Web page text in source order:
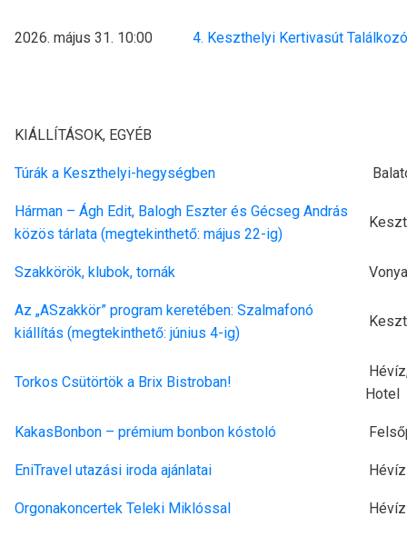
2026. május 31. 10:00 4. Keszthelyi Kertivasút Találkozó
KIÁLLÍTÁSOK, EGYÉB
Túrák a Keszthelyi-hegységben
Hárman – Ágh Edit, Balogh Eszter és Gécseg András
közös tárlata (megtekinthető: május 22-ig)
Szakkörök, klubok, tornák
Az „ASzakkör” program keretében: Szalmafonó
kiállítás (megtekinthető: június 4-ig)
Torkos Csütörtök a Brix Bistroban!
Hotel
KakasBonbon – prémium bonbon kóstoló
EniTravel utazási iroda ajánlatai Hévíz
Orgonakoncertek Teleki Miklóssal Hévíz